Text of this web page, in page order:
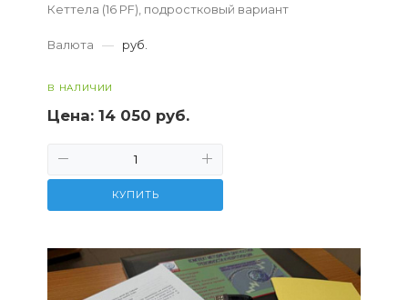
Кеттела (16 PF), подростковый вариант
детский вариант лич...
Валюта — руб.
В НАЛИЧИИ
Цена: 14 050 руб.
КУПИТЬ